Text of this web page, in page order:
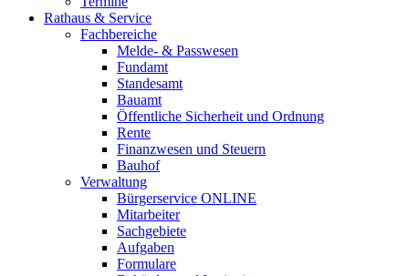
Rathaus & Service
Fachbereiche
Melde- & Passwesen
Fundamt
Standesamt
Bauamt
Öffentliche Sicherheit und Ordnung
Rente
Finanzwesen und Steuern
Bauhof
Verwaltung
Bürgerservice ONLINE
Mitarbeiter
Sachgebiete
Aufgaben
Formulare